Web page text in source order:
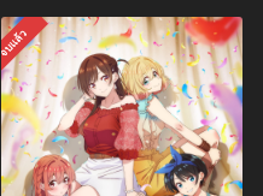
จบแล้ว